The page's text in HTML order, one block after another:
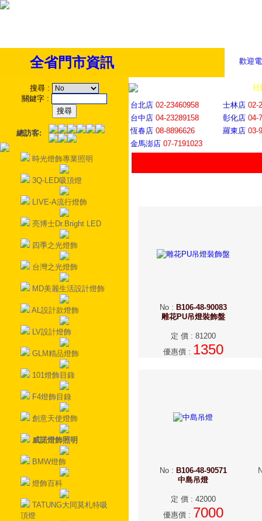
歡迎
全省門市資訊
搜尋 :
關鍵字 :
總訪客:
時光燈飾專業照明
3Q-LED吸頂燈
LIVE-A流行燈飾
亮博士Dr.Bright LED
四季之光燈飾
台灣之光燈飾
MD美麗生活設計燈飾
AL設計款燈飾
LV設計燈飾
GLM精品燈飾
101燈飾目錄
F4燈飾目錄
創意天使燈飾
威諾燈飾照明
BMW燈飾
燈飾百科
TATUNG大同莫札特吸
頂燈
社
台北店 02-23460958 士林店 02-
台中店 04-23289158 彰化店 04-
恆春店 08-8896626 羅東店 03-
金馬澎店 07-7191023
No: B106-48-90083
雕花PU吊燈裝飾盤
定 價: 81200
優惠價: 1350
No: B106-48-90571
中島吊燈
定 價: 42000
優惠價: 7000